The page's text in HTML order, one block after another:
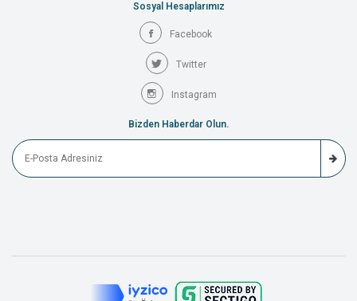
Sosyal Hesaplarımız
Facebook
Twitter
Instagram
Bizden Haberdar Olun.